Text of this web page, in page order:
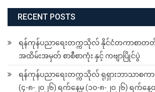
RECENT POSTS
ရန်ကုန်ပညာရေးတက္ကသိုလ် နိုင်ငံတကာစာတတ်
အထိမ်းအမှတ် စာစီစာကုံး နှင့် ကဗျာပြိုင်ပွဲ
ရန်ကုန်ပညာရေးတက္ကသိုလ် ရုရှားဘာသာစက
(၄-၈-၂၀၂၆) ရက်နေ့မှ (၁၀-၈-၂၀၂၆) ရက်နေ့